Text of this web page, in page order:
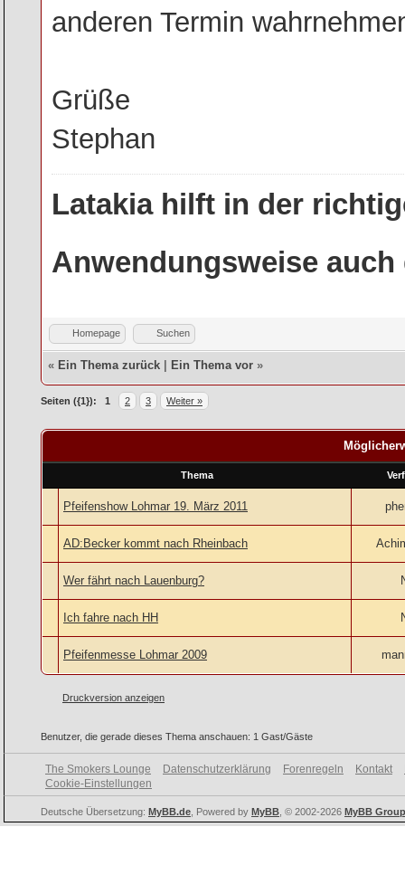
anderen Termin
Grüße
Stephan
Latakia hilft in der
Anwendungsweise auch
Homepage Suchen
« Ein Thema zurück Ein Thema vor »
Seiten ({1}): 1 2 3 Weiter »
Thema
Pfeifenshow Lohmar 19. März 2011
AD:Becker kommt nach Rheinbach
Wer fährt nach Lauenburg?
Ich fahre nach HH
Pfeifenmesse Lohmar 2009
Druckversion anzeigen
Benutzer, die gerade dieses Thema anschauen: 1 Gast/Gäste
The Smokers Lounge Datenschutzerklärung Forenregeln Kontakt
Cookie-Einstellungen
Deutsche Übersetzung: MyBB.de , Powered by MyBB , © 2002-2026 MyBB Group